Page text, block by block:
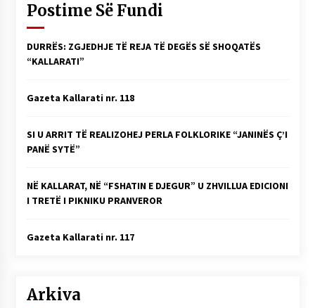
Postime Së Fundi
DURRËS: ZGJEDHJE TË REJA TË DEGËS SË SHOQATËS
“KALLARATI”
Gazeta Kallarati nr. 118
SI U ARRIT TË REALIZOHEJ PERLA FOLKLORIKE “JANINËS Ç’I
PANË SYTË”
NË KALLARAT, NË “FSHATIN E DJEGUR” U ZHVILLUA EDICIONI
I TRETË I PIKNIKU PRANVEROR
Gazeta Kallarati nr. 117
Arkiva